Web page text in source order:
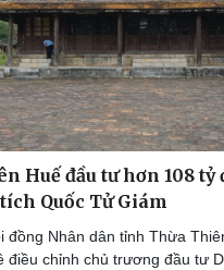
Huế đầu tư hơn 108 tỷ
Quốc Tử Giám
đồng Nhân dân tỉnh Thừa
điều chỉnh chủ trương đầu tư